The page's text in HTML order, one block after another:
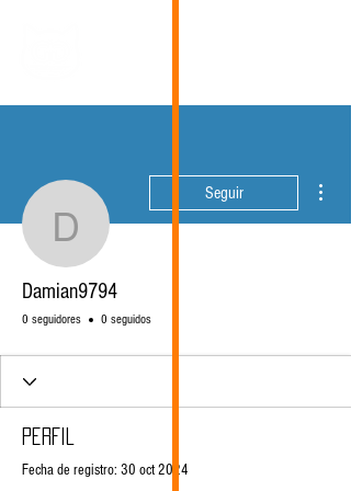
Damian9794
Seguir
Damian9794
0 seguidores 0 seguidos
Perfil
Fecha de registro: 30 oct 2024